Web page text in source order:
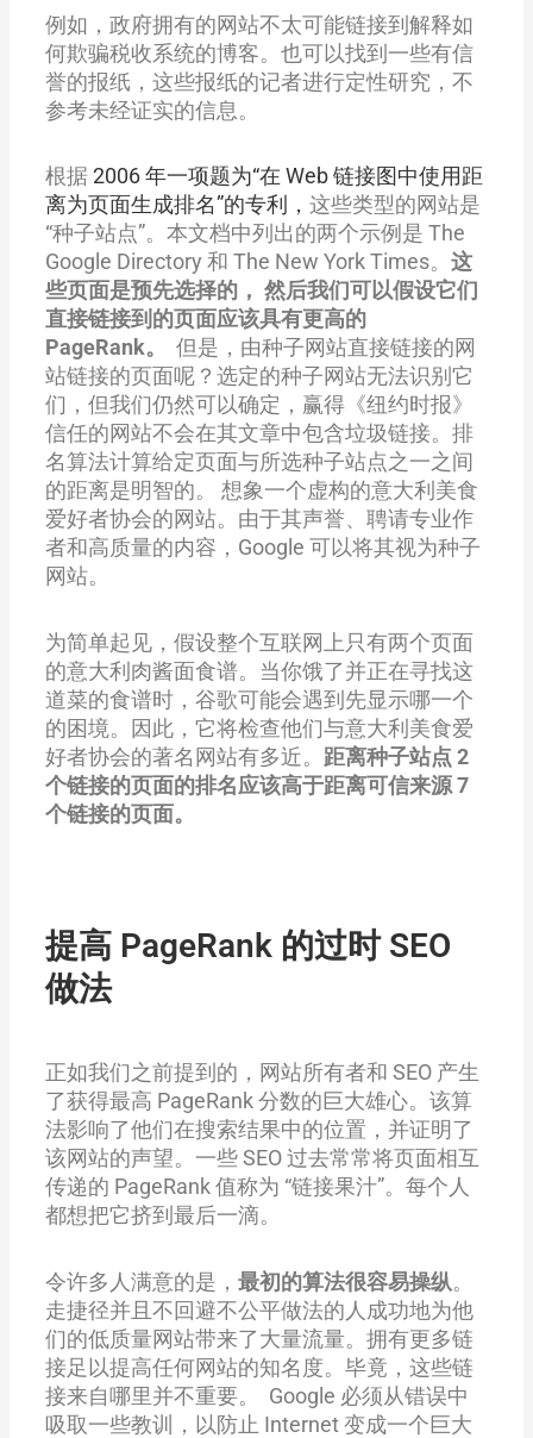
例如，政府拥有的网站不太可能链接到解释如
何欺骗税收系统的博客。也可以找到一些有信
誉的报纸，这些报纸的记者进行定性研究，不
参考未经证实的信息。
根据2006 年一项题为“在 Web 链接图中使用距
离为页面生成排名”的专利， 这些类型的网站是
“种子站点”。本文档中列出的两个示例是 The
Google Directory 和 The New York Times。 这
些页面是预先选择的， 然后我们可以假设它们
直接链接到的页面应该具有更高的
PageRank。
但是，由种子网站直接链接的网
站链接的页面呢？选定的种子网站无法识别它
们，但我们仍然可以确定，赢得《纽约时报》
信任的网站不会在其文章中包含垃圾链接。排
名算法计算给定页面与所选种子站点之一之间
的距离是明智的。 想象一个虚构的意大利美食
爱好者协会的网站。由于其声誉、聘请专业作
者和高质量的内容，Google 可以将其视为种子
网站。
为简单起见，假设整个互联网上只有两个页面
的意大利肉酱面食谱。当你饿了并正在寻找这
道菜的食谱时，谷歌可能会遇到先显示哪一个
的困境。因此，它将检查他们与意大利美食爱
好者协会的著名网站有多近。 距离种子站点 2
个链接的页面的排名应该高于距离可信来源 7
个链接的页面。
提高 PageRank 的过时 SEO
做法
正如我们之前提到的，网站所有者和 SEO 产生
了获得最高 PageRank 分数的巨大雄心。该算
法影响了他们在搜索结果中的位置，并证明了
该网站的声望。一些 SEO 过去常常将页面相互
传递的 PageRank 值称为 “链接果汁”。每个人
都想把它挤到最后一滴。
令许多人满意的是， 最初的算法很容易操纵。
走捷径并且不回避不公平做法的人成功地为他
们的低质量网站带来了大量流量。拥有更多链
接足以提高任何网站的知名度。毕竟，这些链
接来自哪里并不重要。 Google 必须从错误中
吸取一些教训，以防止 Internet 变成一个巨大